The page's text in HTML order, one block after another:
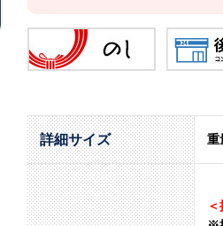
詳細サイズ 重